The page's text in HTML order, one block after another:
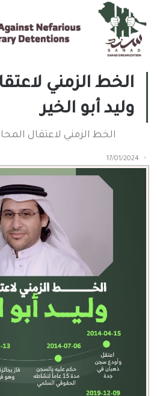
الخط الزمني
وليد أبو الخير
الخط الزمني لاعتقال
17/01/2024